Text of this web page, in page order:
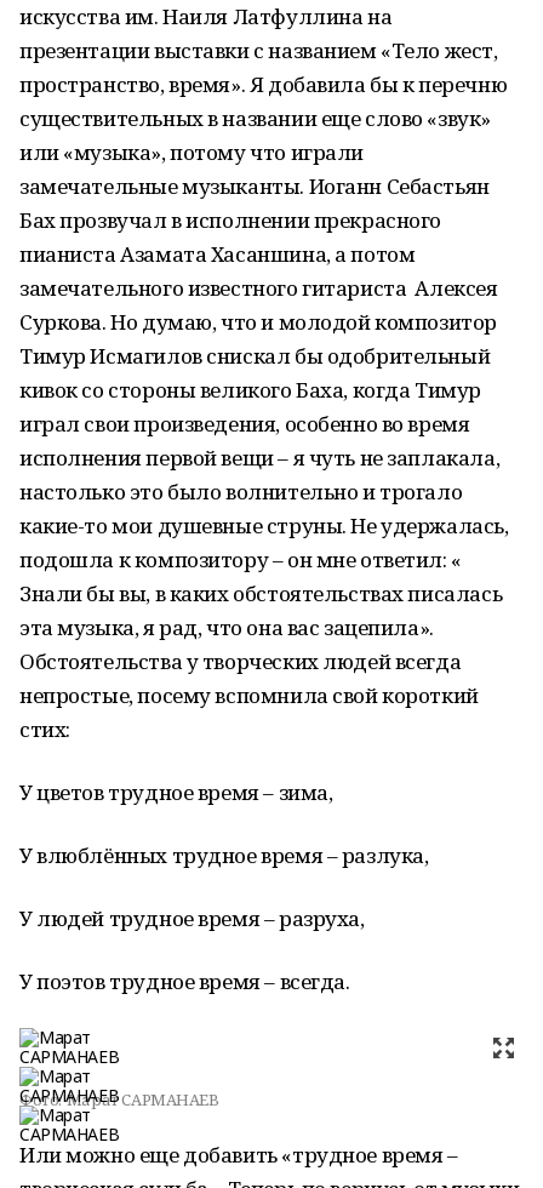
искусства им. Наиля Латфуллина на
презентации выставки с названием «Тело жест,
пространство, время». Я добавила бы к перечню
существительных в названии еще слово «звук»
или «музыка», потому что играли
замечательные музыканты. Иоганн Себастьян
Бах прозвучал в исполнении прекрасного
пианиста Азамата Хасаншина, а потом
замечательного известного гитариста Алексея
Суркова. Но думаю, что и молодой композитор
Тимур Исмагилов снискал бы одобрительный
кивок со стороны великого Баха, когда Тимур
играл свои произведения, особенно во время
исполнения первой вещи – я чуть не заплакала,
настолько это было волнительно и трогало
какие-то мои душевные струны. Не удержалась,
подошла к композитору – он мне ответил: «
Знали бы вы, в каких обстоятельствах писалась
эта музыка, я рад, что она вас зацепила».
Обстоятельства у творческих людей всегда
непростые, посему вспомнила свой короткий
стих:
У цветов трудное время – зима,
У влюблённых трудное время – разлука,
У людей трудное время – разруха,
У поэтов трудное время – всегда.
Фото: Марат САРМАНАЕВ
Или можно еще добавить «трудное время –